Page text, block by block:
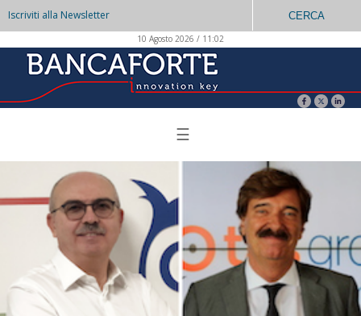
Iscriviti alla Newsletter CERCA
10 Agosto 2026 / 11:02
☰